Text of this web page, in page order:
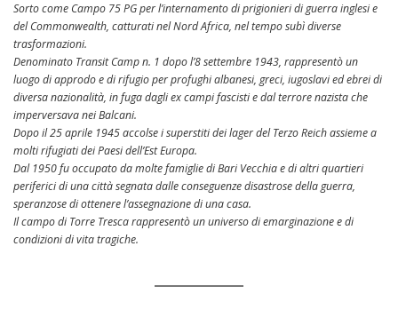
Sorto come Campo 75 PG per l’internamento di prigionieri di guerra inglesi e
del Commonwealth, catturati nel Nord Africa, nel tempo subì diverse
trasformazioni.
Denominato Transit Camp n. 1 dopo l’8 settembre 1943, rappresentò un
luogo di approdo e di rifugio per profughi albanesi, greci, iugoslavi ed ebrei di
diversa nazionalità, in fuga dagli ex campi fascisti e dal terrore nazista che
imperversava nei Balcani.
Dopo il 25 aprile 1945 accolse i superstiti dei lager del Terzo Reich assieme a
molti rifugiati dei Paesi dell’Est Europa.
Dal 1950 fu occupato da molte famiglie di Bari Vecchia e di altri quartieri
periferici di una città segnata dalle conseguenze disastrose della guerra,
speranzose di ottenere l’assegnazione di una casa.
Il campo di Torre Tresca rappresentò un universo di emarginazione e di
condizioni di vita tragiche.